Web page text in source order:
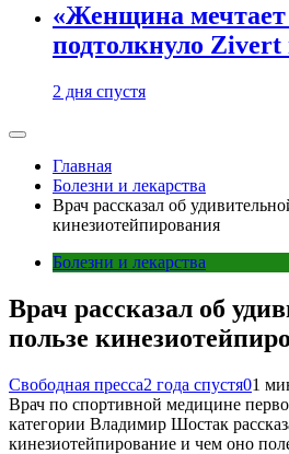
«Женщина мечтает
подтолкнуло
2 дня спустя
Главная
Болезни и лекарства
Врач рассказал об
кинезиотейпирования
Болезни и лекарства
Врач рассказал об
пользе
Свободная пресса2 года спустя01
Врач по спортивной медицине
категории Владимир Шостак
кинезиотейпирование и чем оно